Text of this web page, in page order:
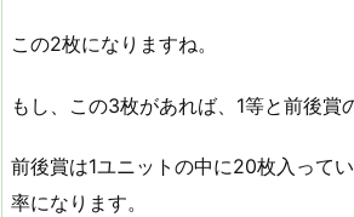
この2枚になりますね。
もし、この3枚があれば、1等と前後賞
前後賞は1ユニットの中に20枚入って
率になります。